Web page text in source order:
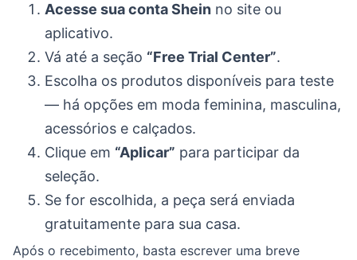
Acesse sua conta Shein no site ou
aplicativo.
Vá até a seção “Free Trial Center”.
Escolha os produtos disponíveis para teste
— há opções em moda feminina, masculina,
acessórios e calçados.
Clique em “Aplicar” para participar da
seleção.
Se for escolhida, a peça será enviada
gratuitamente para sua casa.
Após o recebimento, basta escrever uma breve